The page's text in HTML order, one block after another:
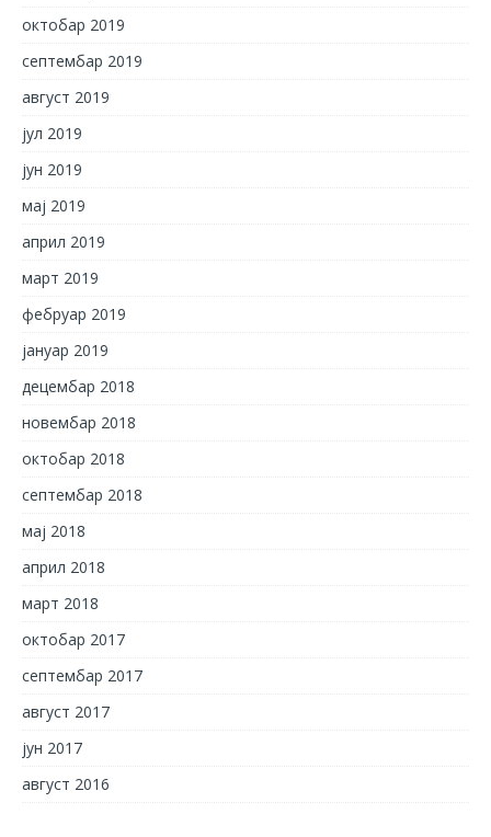
октобар 2019
септембар 2019
август 2019
јул 2019
јун 2019
мај 2019
април 2019
март 2019
фебруар 2019
јануар 2019
децембар 2018
новембар 2018
октобар 2018
септембар 2018
мај 2018
април 2018
март 2018
октобар 2017
септембар 2017
август 2017
јун 2017
август 2016